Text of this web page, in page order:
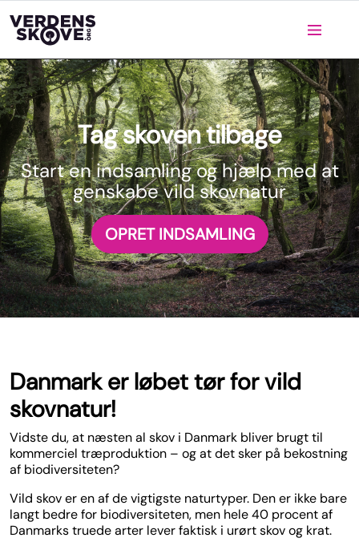
Tag skoven tilbage
Start en indsamling og hjælp med at
genskabe vild skovnatur
OPRET INDSAMLING
Danmark er løbet tør for vild
skovnatur!
Vidste du, at næsten al skov i Danmark bliver brugt til
kommerciel træproduktion – og at det sker på bekostning
af biodiversiteten?
Vild skov er en af de vigtigste naturtyper. Den er ikke bare
langt bedre for biodiversiteten, men hele 40 procent af
Danmarks truede arter lever faktisk i urørt skov og krat.